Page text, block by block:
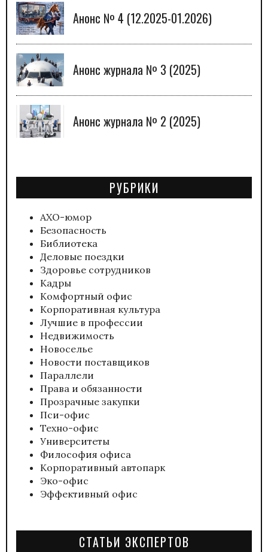
Анонс № 4 (12.2025-01.2026)
Анонс журнала № 3 (2025)
Анонс журнала № 2 (2025)
РУБРИКИ
АХО-юмор
Безопасность
Библиотека
Деловые поездки
Здоровье сотрудников
Кадры
Комфортный офис
Корпоративная культура
Лучшие в профессии
Недвижимость
Новоселье
Новости поставщиков
Параллели
Права и обязанности
Прозрачные закупки
Пси-офис
Техно-офис
Университеты
Философия офиса
Корпоративный автопарк
Эко-офис
Эффективный офис
СТАТЬИ ЭКСПЕРТОВ